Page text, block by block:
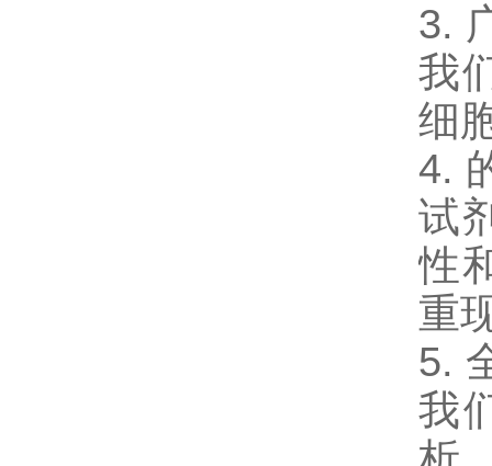
3.
我
细
4.
试
性
重
5.
我